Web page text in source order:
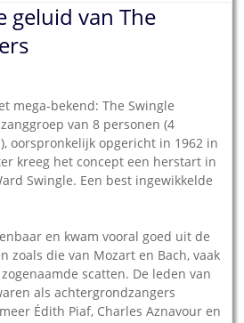
geluid van The
mega-bekend: The Swingle
van 8 personen (4
oorspronkelijk opgericht in 1962 in
kreeg het concept een herstart in
Swingle. Een best ingewikkelde
en kwam vooral goed uit de
zoals die van Mozart en Bach, vaak
scatten. De leden van
als achtergrondzangers
Édith Piaf, Charles Aznavour en